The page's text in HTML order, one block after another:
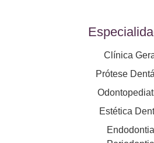
Clínica
Prótese
Estética
Endodontia